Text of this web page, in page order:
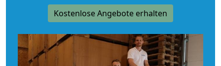
Kostenlose Angebote erhalten